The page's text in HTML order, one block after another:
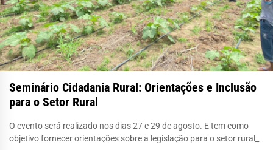
Seminário Cidadania Rural: Orientações e Inclusão
para o Setor Rural
O evento será realizado nos dias 27 e 29 de agosto. E tem como
objetivo fornecer orientações sobre a legislação para o setor rural_